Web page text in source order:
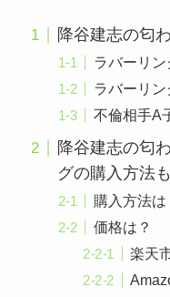
降谷建志の匂
ラバーリン
ラバーリ
不倫相手A
降谷建志の匂
グの購入方法
購入方法は
価格は？
楽天